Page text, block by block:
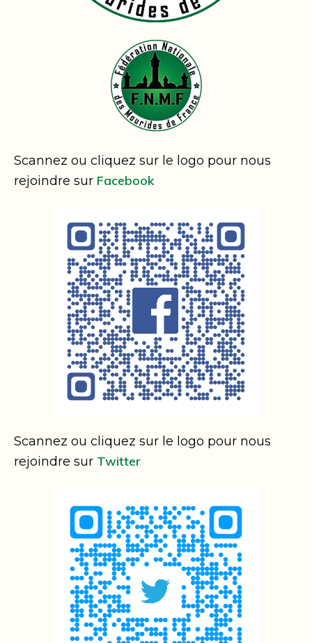
Scannez ou cliquez sur le logo pour nous
rejoindre sur Facebook
Scannez ou cliquez sur le logo pour nous
rejoindre sur Twitter